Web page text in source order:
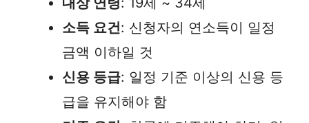
소득 요건: 신청자의 연소득이 일정
금액 이하일 것
신용 등급: 일정 기준 이상의 신용 등
급을 유지해야 함